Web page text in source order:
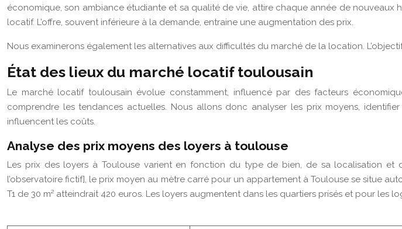
économique, son ambiance étudiante et sa qualité de vie, attire chaque année de
locatif. L’offre, souvent inférieure à la demande, entraine une augmentation des prix.
Nous examinerons également les alternatives aux difficultés du marché de la location.
État des lieux du marché locatif toulousain
Le marché locatif toulousain évolue constamment, influencé par des facteurs
comprendre les tendances actuelles. Nous allons donc analyser les prix moyens,
influencent les coûts.
Analyse des prix moyens des loyers à toulouse
Les prix des loyers à Toulouse varient en fonction du type de bien, de sa localisation et
l’observatoire fictif], le prix moyen au mètre carré pour un appartement à Toulouse se situe
T1 de 30 m² atteindrait 420 euros. Les loyers augmentent dans les quartiers prisés et pour les